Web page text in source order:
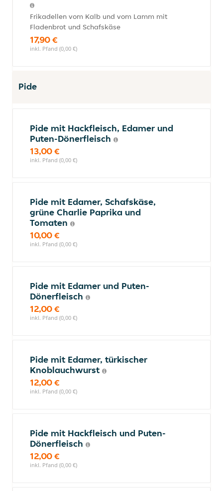
Frikadellen vom Kalb und vom Lamm mit
Fladenbrot und Schafskäse
17,90 €
inkl. Pfand (0,00 €)
Pide
Pide mit Hackfleisch, Edamer und
Puten-Dönerfleisch
13,00 €
inkl. Pfand (0,00 €)
Pide mit Edamer, Schafskäse,
grüne Charlie Paprika und
Tomaten
10,00 €
inkl. Pfand (0,00 €)
Pide mit Edamer und Puten-
Dönerfleisch
12,00 €
inkl. Pfand (0,00 €)
Pide mit Edamer, türkischer
Knoblauchwurst
12,00 €
inkl. Pfand (0,00 €)
Pide mit Hackfleisch und Puten-
Dönerfleisch
12,00 €
inkl. Pfand (0,00 €)